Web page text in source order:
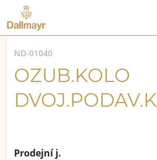
ND-01040
OZUB.KOLO
Prodejní j.